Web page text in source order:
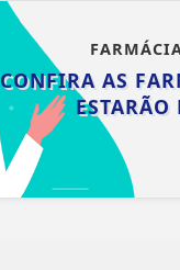
CONFIRA AS
ESTARÃO